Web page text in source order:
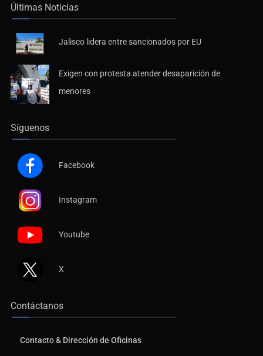
Últimas Noticias
Jalisco lidera entre sancionados por EU
Exigen con protesta atender desaparición de
menores
Síguenos
Facebook
Instagram
Youtube
X
Contáctanos
Contacto & Dirección de Oficinas